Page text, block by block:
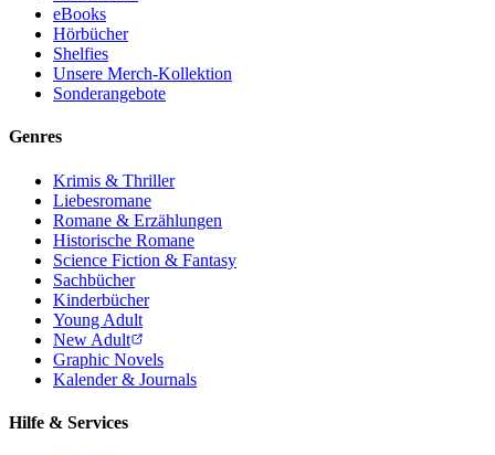
eBooks
Hörbücher
Shelfies
Unsere Merch-Kollektion
Sonderangebote
Genres
Krimis & Thriller
Liebesromane
Romane & Erzählungen
Historische Romane
Science Fiction & Fantasy
Sachbücher
Kinderbücher
Young Adult
New Adult
Graphic Novels
Kalender & Journals
Hilfe & Services